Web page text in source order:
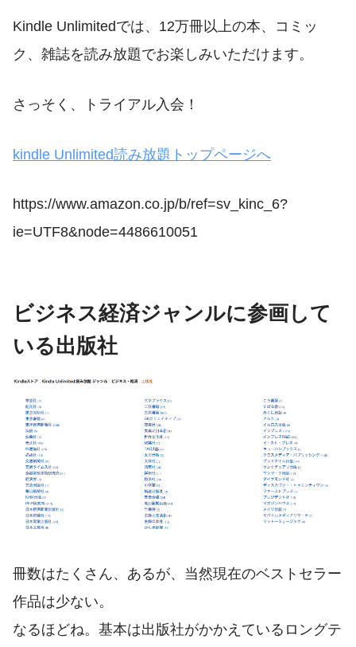
Kindle Unlimitedでは、12万冊以上の本、コミッ
ク、雑誌を読み放題でお楽しみいただけます。
さっそく、トライアル入会！
kindle Unlimited読み放題トップページへ
https://www.amazon.co.jp/b/ref=sv_kinc_6?
ie=UTF8&node=4486610051
ビジネス経済ジャンルに参画して
いる出版社
冊数はたくさん、あるが、当然現在のベストセラー
作品は少ない。
なるほどね。基本は出版社がかかえているロングテ